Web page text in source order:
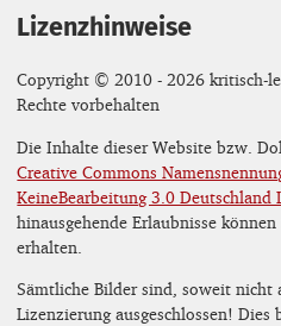
Lizenzhinweise
Copyright © 2010 - 2026 kritisch-
Rechte vorbehalten
Die Inhalte dieser Website bzw.
Creative Commons
KeineBearbeitung 3.0 Deutschland
hinausgehende Erlaubnisse
erhalten.
Sämtliche Bilder sind, soweit nicht
Lizenzierung ausgeschlossen!